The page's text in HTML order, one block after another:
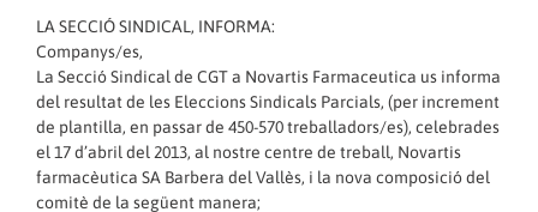
LA SECCIÓ SINDICAL, INFORMA:
Companys/es,
La Secció Sindical de CGT a Novartis Farmaceutica us informa
del resultat de les Eleccions Sindicals Parcials, (per increment
de plantilla, en passar de 450-570 treballadors/es), celebrades
el 17 d’abril del 2013, al nostre centre de treball, Novartis
farmacèutica SA Barbera del Vallès, i la nova composició del
comitè de la següent manera;